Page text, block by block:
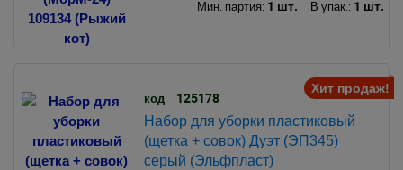
Мин. партия: 1 шт. В упак.: 1 шт.
Хит продаж!
код 125178
Набор для уборки пластиковый
(щетка + совок) Дуэт (ЭП345)
серый (Эльфпласт)